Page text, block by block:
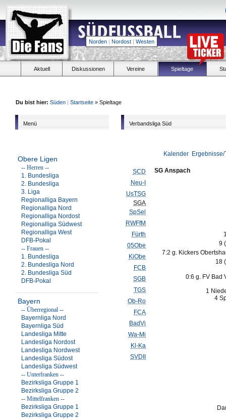
Norden | Nordost | Westen
Aktuell Diskussionen Vereine Spieltage
Du bist hier: Süden | Startseite » Spieltage
Menü
Obere Ligen
-- Herren --
1. Bundesliga
2. Bundesliga
3. Liga
Regionalliga Bayern
Regionalliga Nord
Regionalliga Nordost
Regionalliga Südwest
Regionalliga West
DFB-Pokal
-- Frauen --
1. Bundesliga
2. Bundesliga Nord
2. Bundesliga Süd
DFB-Pokal
Bayern
-- Überregional --
Bayernliga Nord
Bayernliga Süd
Landesliga Mitte
Landesliga Nordost
Landesliga Nordwest
Landesliga Südost
Landesliga Südwest
-- Unterfranken --
Bezirksliga Gruppe 1
Bezirksliga Gruppe 2
-- Mittelfranken --
Bezirksliga Gruppe 1
Bezirksliga Gruppe 2
Verbandsliga Süd
Kalender
SCD
Neu-I
UsTSG
SGA
SpSel
RWFfM
Fürth
05Obe
KiObe
FCB
SGB
TGS
Ob-Ro
FCA
BadVi
Wa-Mi
Kl-Ka
SVDII
SG Anspach
9
7:2 g. Kickers
18
0:6 g. FV Bad
1
4